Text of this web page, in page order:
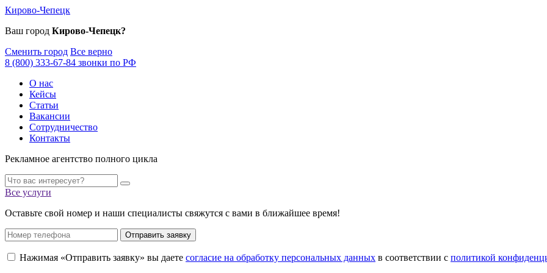
Кирово-Чепецк
Ваш город Кирово-Чепецк?
Сменить город Все верно
8 (800) 333-67-84 звонки по РФ
О нас
Кейсы
Статьи
Вакансии
Сотрудничество
Контакты
Рекламное агентство полного цикла
Все услуги
Оставьте свой номер и наши специалисты свяжутся с вами в ближайшее время!
Отправить заявку
Нажимая «Отправить заявку» вы даете согласие на обработку персональных данных в соответствии с политикой